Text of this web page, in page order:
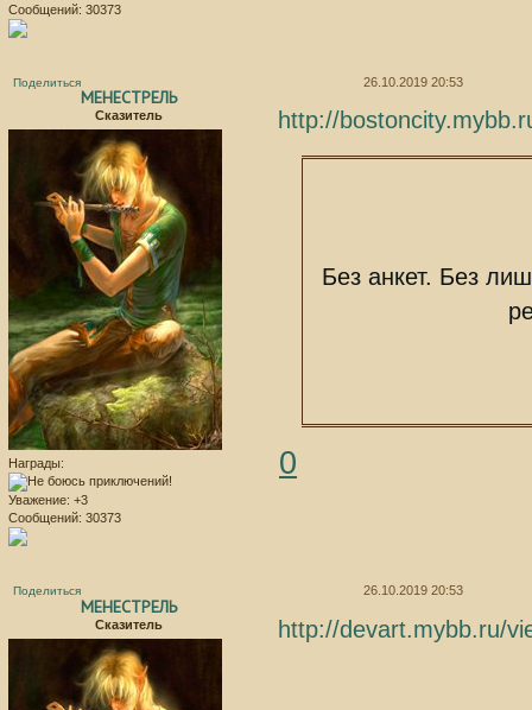
Сообщений: 30373
Поделиться 26.10.2019 20:53
МЕНЕСТРЕЛЬ
Сказитель
Награды:
Уважение: +3
Сообщений: 30373
http://
Без анкет. Без
0
Поделиться 26.10.2019 20:53
МЕНЕСТРЕЛЬ
Сказитель http://devart.mybb.ru/